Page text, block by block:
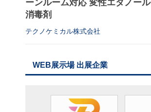
ーンルーム対応 変性エタノール
消毒剤
テクノケミカル株式会社
WEB展示場 出展企業